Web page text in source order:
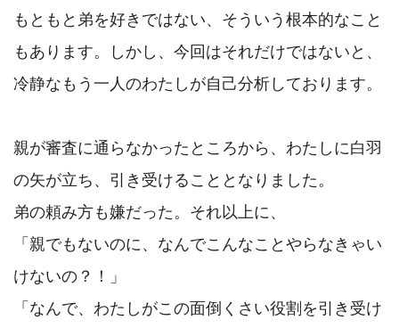
もともと弟を好きではない、そういう根本的なこと
もあります。しかし、今回はそれだけではないと、
冷静なもう一人のわたしが自己分析しております。
親が審査に通らなかったところから、わたしに白羽
の矢が立ち、引き受けることとなりました。
弟の頼み方も嫌だった。それ以上に、
「親でもないのに、なんでこんなことやらなきゃい
けないの？！」
「なんで、わたしがこの面倒くさい役割を引き受け